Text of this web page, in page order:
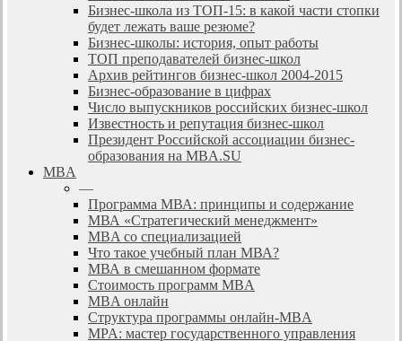
Бизнес-школа из ТОП-15: в какой части стопки
будет лежать ваше резюме?
Бизнес-школы: история, опыт работы
ТОП преподавателей бизнес-школ
Архив рейтингов бизнес-школ 2004-2015
Бизнес-образование в цифрах
Число выпускников российских бизнес-школ
Известность и репутация бизнес-школ
Президент Российской ассоциации бизнес-
образования на MBA.SU
MBA
—
Программа МВА: принципы и содержание
МВА «Cтратегический менеджмент»
MBA со специализацией
Что такое учебный план МВА?
МВА в смешанном формате
Стоимость программ MBA
MBA онлайн
Cтруктура программы онлайн-MBA
MPA: мастер государственного управления